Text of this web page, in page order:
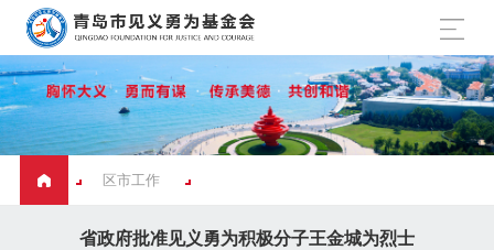
区市工作
省政府批准见义勇为积极分子王金城为烈士